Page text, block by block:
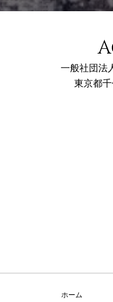
一般社団法
東京都
ホーム